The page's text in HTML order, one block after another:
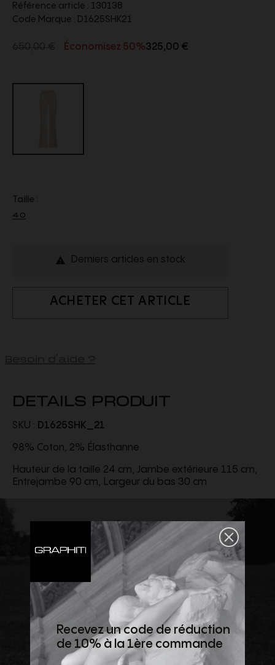
Référence article : 130138
Code Marque : D1625SHK21
Économisez 50%325,00 €
Taille :
40
 Derniers articles en stock
ACHETER CET ARTICLE
DETAILS PRODUIT
SKU : D1625SHK_21
98% Coton, 2% Élasthanne
Hauteur de la taille 24 cm, Jambe extérieure 115 cm,
Entrejambe 90 cm, Largeur du bas 30 cm
Recevez un code de réduction
de 10% à la 1ère commande